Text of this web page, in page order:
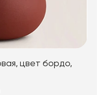
цвет бордо,